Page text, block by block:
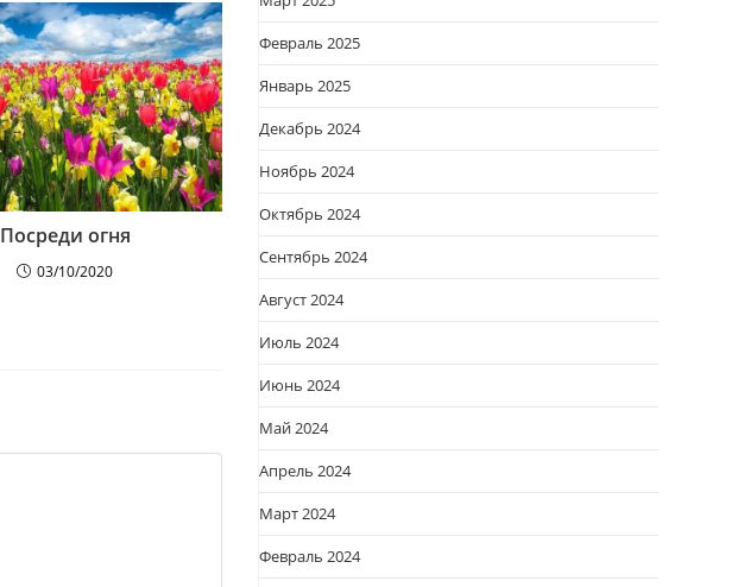
Посреди огня
03/10/2020
Февраль 2025
Январь 2025
Декабрь 2024
Ноябрь 2024
Октябрь 2024
Сентябрь 2024
Август 2024
Июль 2024
Июнь 2024
Май 2024
Апрель 2024
Март 2024
Февраль 2024